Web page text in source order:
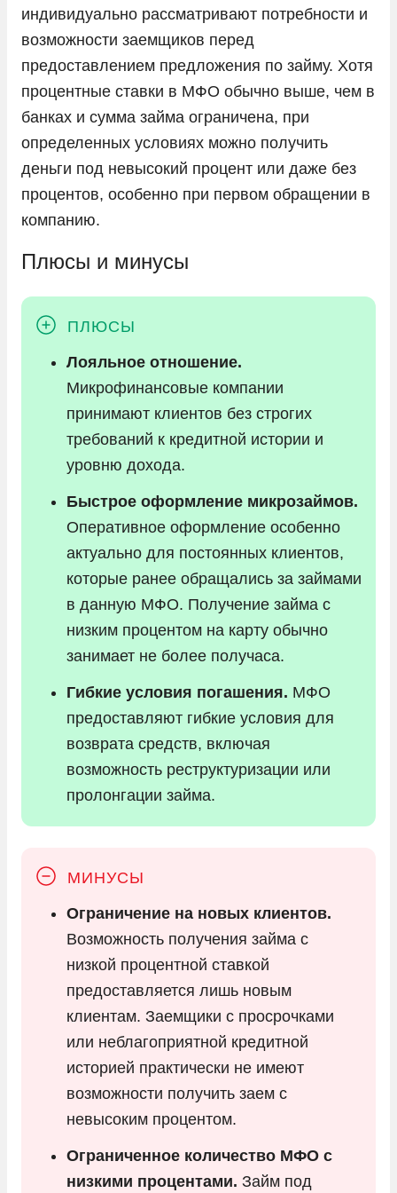
индивидуально рассматривают потребности и
возможности заемщиков перед
предоставлением предложения по займу. Хотя
процентные ставки в МФО обычно выше, чем в
банках и сумма займа ограничена, при
определенных условиях можно получить
деньги под невысокий процент или даже без
процентов, особенно при первом обращении в
компанию.
Плюсы и минусы
Лояльное отношение.
Микрофинансовые компании
принимают клиентов без строгих
требований к кредитной истории и
уровню дохода.
Быстрое оформление микрозаймов.
Оперативное оформление особенно
актуально для постоянных клиентов,
которые ранее обращались за займами
в данную МФО. Получение займа с
низким процентом на карту обычно
занимает не более получаса.
Гибкие условия погашения. МФО
предоставляют гибкие условия для
возврата средств, включая
возможность реструктуризации или
пролонгации займа.
Ограничение на новых клиентов.
Возможность получения займа с
низкой процентной ставкой
предоставляется лишь новым
клиентам. Заемщики с просрочками
или неблагоприятной кредитной
историей практически не имеют
возможности получить заем с
невысоким процентом.
Ограниченное количество МФО с
низкими процентами. Займ под